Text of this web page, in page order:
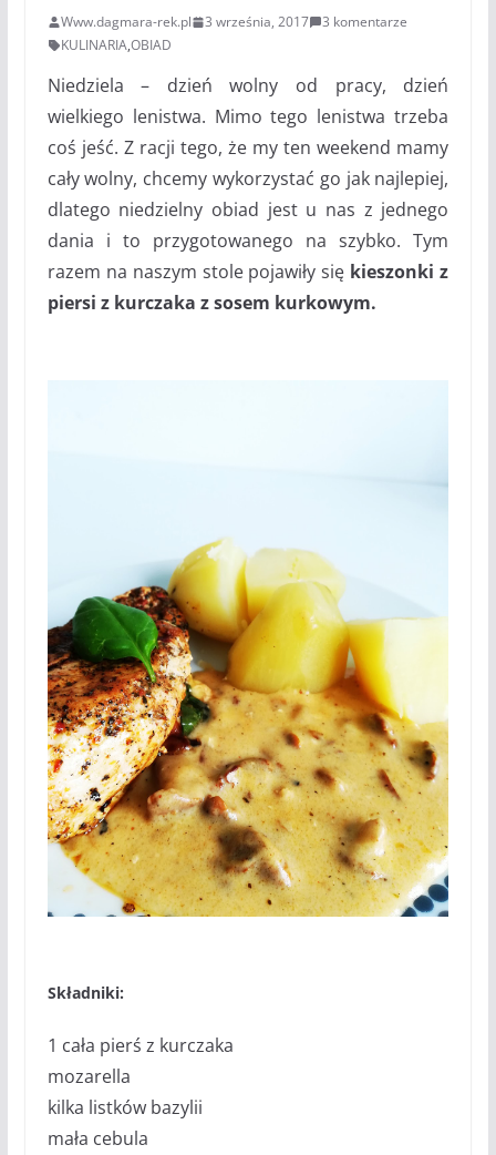
Www.dagmara-rek.pl 3 września, 2017
3 komentarze
KULINARIA,OBIAD
Niedziela – dzień wolny od pracy, dzień
wielkiego lenistwa. Mimo tego lenistwa trzeba
coś jeść. Z racji tego, że my ten weekend mamy
cały wolny, chcemy wykorzystać go jak najlepiej,
dlatego niedzielny obiad jest u nas z jednego
dania i to przygotowanego na szybko. Tym
razem na naszym stole pojawiły się kieszonki z
piersi z kurczaka z sosem kurkowym.
Składniki:
1 cała pierś z kurczaka
mozarella
kilka listków bazylii
mała cebula